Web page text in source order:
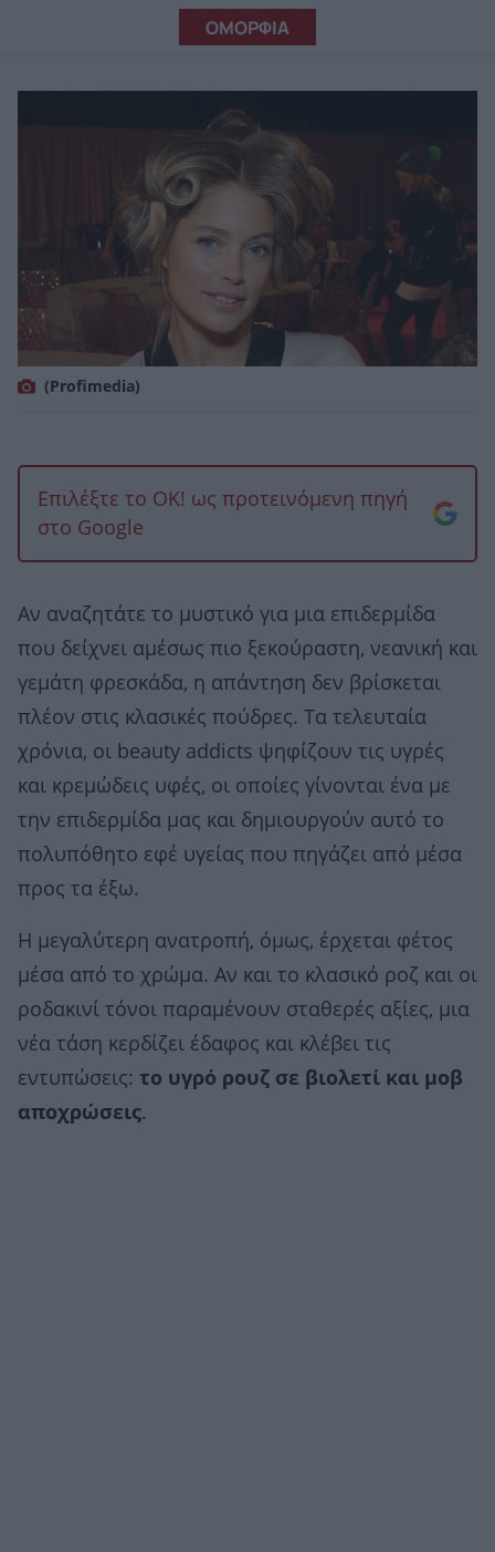
ΟΜΟΡΦΙΑ
(Profimedia)
Επιλέξτε το OK! ως προτεινόμενη πηγή
στο Google
Αν αναζητάτε το μυστικό για μια επιδερμίδα
που δείχνει αμέσως πιο ξεκούραστη, νεανική και
γεμάτη φρεσκάδα, η απάντηση δεν βρίσκεται
πλέον στις κλασικές πούδρες. Τα τελευταία
χρόνια, οι beauty addicts ψηφίζουν τις υγρές
και κρεμώδεις υφές, οι οποίες γίνονται ένα με
την επιδερμίδα μας και δημιουργούν αυτό το
πολυπόθητο εφέ υγείας που πηγάζει από μέσα
προς τα έξω.
Η μεγαλύτερη ανατροπή, όμως, έρχεται φέτος
μέσα από το χρώμα. Αν και το κλασικό ροζ και οι
ροδακινί τόνοι παραμένουν σταθερές αξίες, μια
νέα τάση κερδίζει έδαφος και κλέβει τις
εντυπώσεις: το υγρό ρουζ σε βιολετί και μοβ
αποχρώσεις.